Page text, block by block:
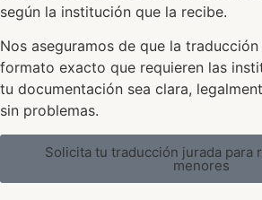
según la institución que la recibe.
Nos aseguramos de que la
formato exacto que requieren las
tu documentación sea clara,
sin problemas.
Solicita tu traducción jurada para
menores